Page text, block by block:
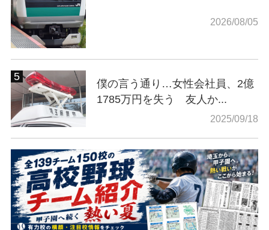
2026/08/05
僕の言う通り…女性会社員、2億
1785万円を失う 友人か...
2025/09/18